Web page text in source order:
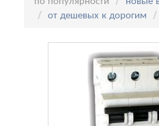
от дешевых к дорогим